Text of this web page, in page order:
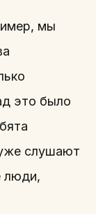
мы
это было
слушают
люди,